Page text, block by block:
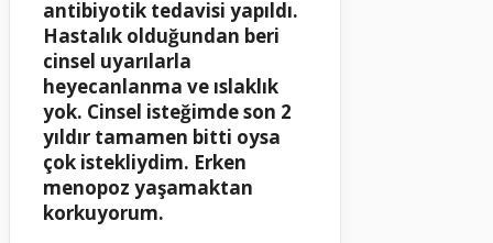
antibiyotik tedavisi yapıldı.
Hastalık olduğundan beri
cinsel uyarılarla
heyecanlanma ve ıslaklık
yok. Cinsel isteğimde son 2
yıldır tamamen bitti oysa
çok istekliydim. Erken
menopoz yaşamaktan
korkuyorum.